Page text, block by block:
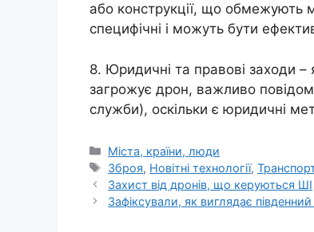
або конструкції, що обмежують
специфічні і можуть бути
8. Юридичні та правові заходи
загрожує дрон, важливо
служби), оскільки є юридичні
Категорії
Міста, країни, люди
Позначки
Зброя, Новітні технології,
Захист від дронів, що керуються ШІ
Зафіксували, як виглядає